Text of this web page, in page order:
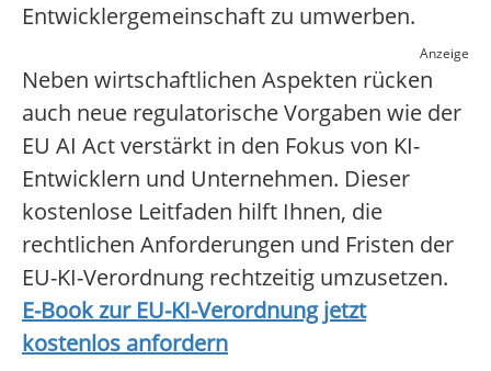
Entwicklergemeinschaft zu umwerben.
Anzeige
Neben wirtschaftlichen Aspekten rücken
auch neue regulatorische Vorgaben wie der
EU AI Act verstärkt in den Fokus von KI-
Entwicklern und Unternehmen. Dieser
kostenlose Leitfaden hilft Ihnen, die
rechtlichen Anforderungen und Fristen der
EU-KI-Verordnung rechtzeitig umzusetzen.
E-Book zur EU-KI-Verordnung jetzt
kostenlos anfordern